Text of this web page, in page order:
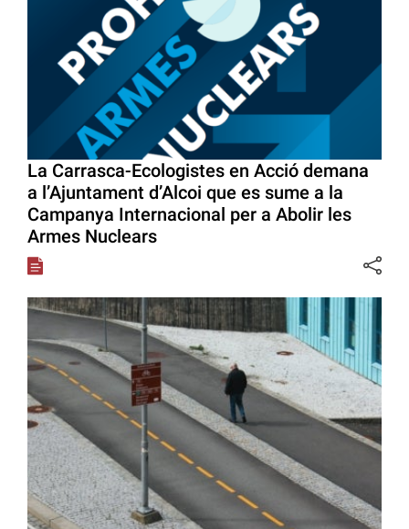
La Carrasca-Ecologistes en Acció demana
a l’Ajuntament d’Alcoi que es sume a la
Campanya Internacional per a Abolir les
Armes Nuclears